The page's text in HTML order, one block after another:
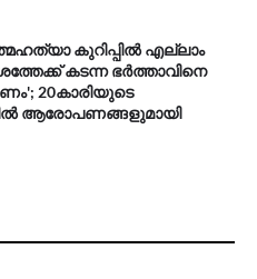
കുറിപ്പിൽ എല്ലാം
കടന്ന ഭർത്താവിനെ
20കാരിയുടെ
ആരോപണങ്ങളുമായി